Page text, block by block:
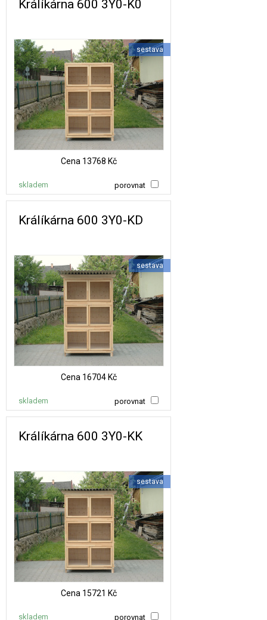
Králíkárna 600 3Y0-K0
sestava
Cena 13768 Kč
porovnat
skladem
Králíkárna 600 3Y0-KD
sestava
Cena 16704 Kč
porovnat
skladem
Králíkárna 600 3Y0-KK
sestava
Cena 15721 Kč
porovnat
skladem